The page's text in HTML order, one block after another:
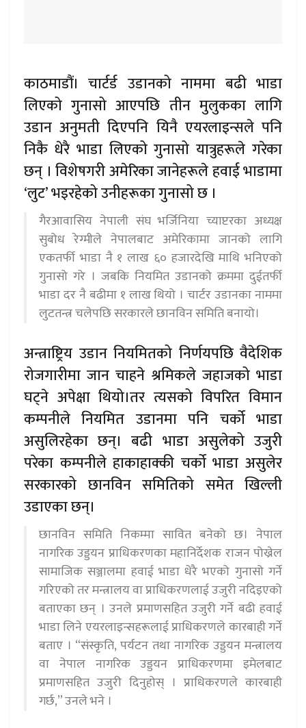
काठमाडौं। चार्टर्ड उडानको नाममा बढी भाडा
लिएको गुनासो आएपछि तीन मुलुकका लागि
उडान अनुमती दिएपनि यिनै एयरलाइन्सले पनि
निकै धेरै भाडा लिएको गुनासो यात्रुहरूले गरेका
छन् । विशेषगरी अमेरिका जानेहरूले हवाई भाडामा
‘लुट’ भइरहेको उनीहरूका गुनासो छ ।
गैरआवासिय नेपाली संघ भर्जिनिया च्याप्टरका अध्यक्ष
सुबोध रेग्मीले नेपालबाट अमेरिकामा जानको लागि
एकतर्फी भाडा नै १ लाख ६० हजारदेखि माथि भनिएको
गुनासो गरे । जबकि नियमित उडानको क्रममा दुईतर्फी
भाडा दर नै बढीमा १ लाख थियो । चार्टर उडानका नाममा
लुटतन्त्र चलेपछि सरकारले छानविन समिति बनायो।
अन्त्राष्ट्रिय उडान नियमितको निर्णयपछि वैदेशिक
रोजगारीमा जान चाहने श्रमिकले जहाजको भाडा
घट्ने अपेक्षा थियो।तर त्यसको विपरित विमान
कम्पनीले नियमित उडानमा पनि चर्को भाडा
असुलिरहेका छन्। बढी भाडा असुलेको उजुरी
परेका कम्पनीले हाकाहाक्की चर्को भाडा असुलेर
सरकारको छानविन समितिको समेत खिल्ली
उडाएका छन्।
छानविन समिति निकम्मा सावित बनेको छ। नेपाल
नागरिक उड्डयन प्राधिकरणका महानिर्देशक राजन पोख्रेल
सामाजिक सञ्जालमा हवाई भाडा धेरै भएको गुनासो गर्ने
गरिएको तर मन्त्रालय वा प्राधिकरणलाई उजुरी नदिइएको
बताएका छन् । उनले प्रमाणसहित उजुरी गर्ने बढी हवाई
भाडा लिने एयरलाइन्सहरूलाई प्राधिकरणले कारबाही गर्ने
बताए । “संस्कृति, पर्यटन तथा नागरिक उड्डयन मन्त्रालय
वा नेपाल नागरिक उड्डयन प्राधिकरणमा इमेलबाट
प्रमाणसहित उजुरी दिनुहोस् । प्राधिकरणले कारबाही
गर्छ,” उनले भने ।